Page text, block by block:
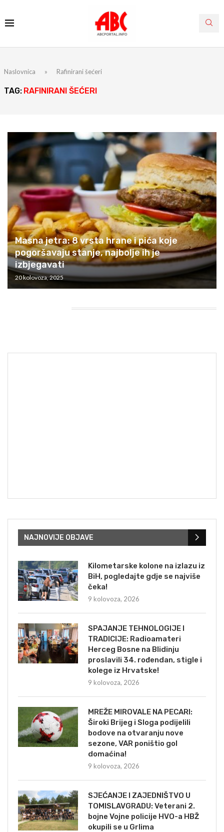
Naslovnica » Rafinirani šećeri
TAG: RAFINIRANI ŠEĆERI
Masna jetra: 8 vrsta hrane i pića koje
pogoršavaju stanje, najbolje ih je
izbjegavati
20 kolovoza, 2025
NAJNOVIJE OBJAVE
Kilometarske kolone na izlazu iz
BiH, pogledajte gdje se najviše
čeka!
9 kolovoza, 2026
SPAJANJE TEHNOLOGIJE I
TRADICIJE: Radioamateri
Herceg Bosne na Blidinju
proslavili 34. rođendan, stigle i
kolege iz Hrvatske!
9 kolovoza, 2026
MREŽE MIROVALE NA PECARI:
Široki Brijeg i Sloga podijelili
bodove na otvaranju nove
sezone, VAR poništio gol
domaćina!
9 kolovoza, 2026
SJEĆANJE I ZAJEDNIŠTVO U
TOMISLAVGRADU: Veterani 2.
bojne Vojne policije HVO-a HBŽ
okupili se u Grlima